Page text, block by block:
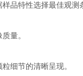
特性选择最佳观测
量。
细节的清晰呈现。